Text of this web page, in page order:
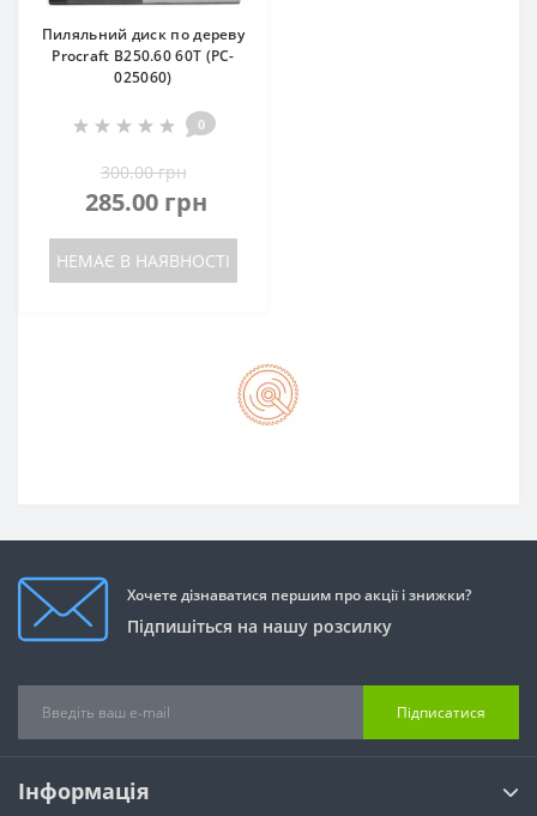
Пиляльний диск по дереву
Procraft B250.60 60T (PC-
025060)
0
300.00 грн
285.00 грн
НЕМАЄ В НАЯВНОСТІ
Хочете дізнаватися першим про акції і знижки?
Підпишіться на нашу розсилку
Підписатися
Інформація